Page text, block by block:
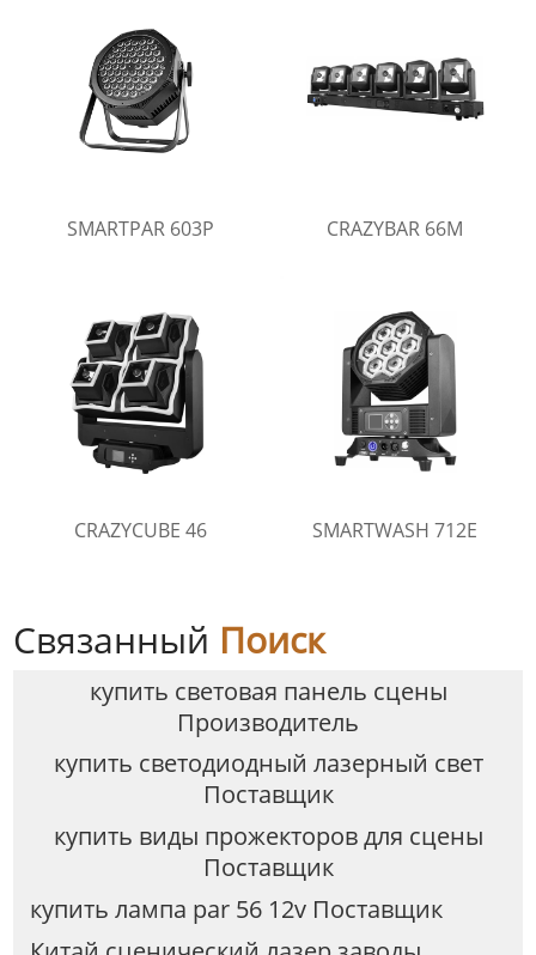
SMARTPAR 603P CRAZYBAR 66M
CRAZYCUBE 46 SMARTWASH 712E
Связанный Поиск
купить световая панель сцены
Производитель
купить светодиодный лазерный свет
Поставщик
купить виды прожекторов для сцены
Поставщик
купить лампа par 56 12v Поставщик